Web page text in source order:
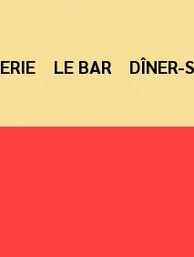
LE BAR DÎNER-